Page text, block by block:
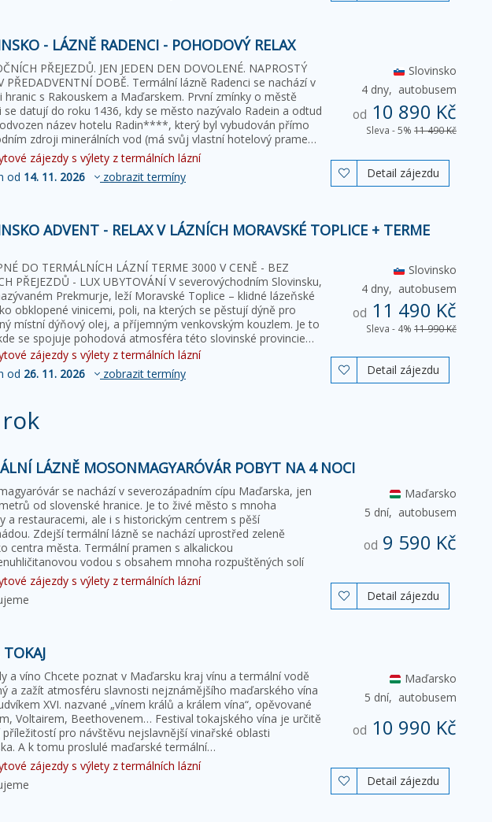
- LÁZNĚ RADENCI - POHODOVÝ RELAX
PŘEJEZDŮ. JEN JEDEN DEN DOVOLENÉ. NAPROSTÝ
PŘEDADVENTNÍ DOBĚ. Termální lázně Radenci se nachází v
hranic s Rakouskem a Maďarskem. První zmínky o městě
se datují do roku 1436, kdy se město nazývalo Radein a odtud
název hotelu Radin****, který byl vybudován přímo
na přírodním zdroji minerálních vod (má svůj vlastní hotelový pramen…
Slovinsko
4 dny, autobusem
od 10 890 Kč
Sleva - 5% 11 490 Kč
zájezdy s výlety z termálních lázní
od 14. 11. 2026 zobrazit termíny  Detail zájezdu
ADVENT - RELAX V LÁZNÍCH MORAVSKÉ TOPLICE + TERME
DO TERMÁLNÍCH LÁZNÍ TERME 3000 V CENĚ - BEZ
PŘEJEZDŮ - LUX UBYTOVÁNÍ V severovýchodním Slovinsku,
Prekmurje, leží Moravské Toplice – klidné lázeňské
obklopené vinicemi, poli, na kterých se pěstují dýně pro
místní dýňový olej, a příjemným venkovským kouzlem. Je to
se spojuje pohodová atmosféra této slovinské provincie…
Slovinsko
4 dny, autobusem
od 11 490 Kč
Sleva - 4% 11 990 Kč
zájezdy s výlety z termálních lázní
od 26. 11. 2026 zobrazit termíny  Detail zájezdu
LÁZNĚ MOSONMAGYARÓVÁR POBYT NA 4 NOCI
se nachází v severozápadním cípu Maďarska, jen
od slovenské hranice. Je to živé město s mnoha
a restauracemi, ale i s historickým centrem s pěší
Zdejší termální lázně se nachází uprostřed zeleně
centra města. Termální pramen s alkalickou
vodou s obsahem mnoha rozpuštěných solí
hloubky 2 km…
Maďarsko
5 dní, autobusem
od 9 590 Kč
zájezdy s výlety z termálních lázní
 Detail zájezdu
TOKAJ
a víno Chcete poznat v Maďarsku kraj vínu a termální vodě
a zažít atmosféru slavnosti nejznámějšího maďarského vína
XVI. nazvané „vínem králů a králem vína“, opěvované
Voltairem, Beethovenem… Festival tokajského vína je určitě
příležitostí pro návštěvu nejslavnější vinařské oblasti
A k tomu proslulé maďarské termální…
Maďarsko
5 dní, autobusem
od 10 990 Kč
zájezdy s výlety z termálních lázní
 Detail zájezdu